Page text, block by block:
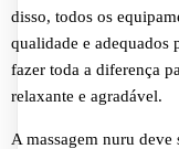
disso, todos os
qualidade e adequados
fazer toda a diferença
relaxante e agradável.
A massagem nuru